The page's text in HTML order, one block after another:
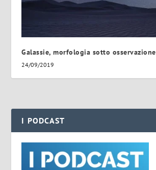
Galassie, morfologia sotto osservazione
24/09/2019
I PODCAST